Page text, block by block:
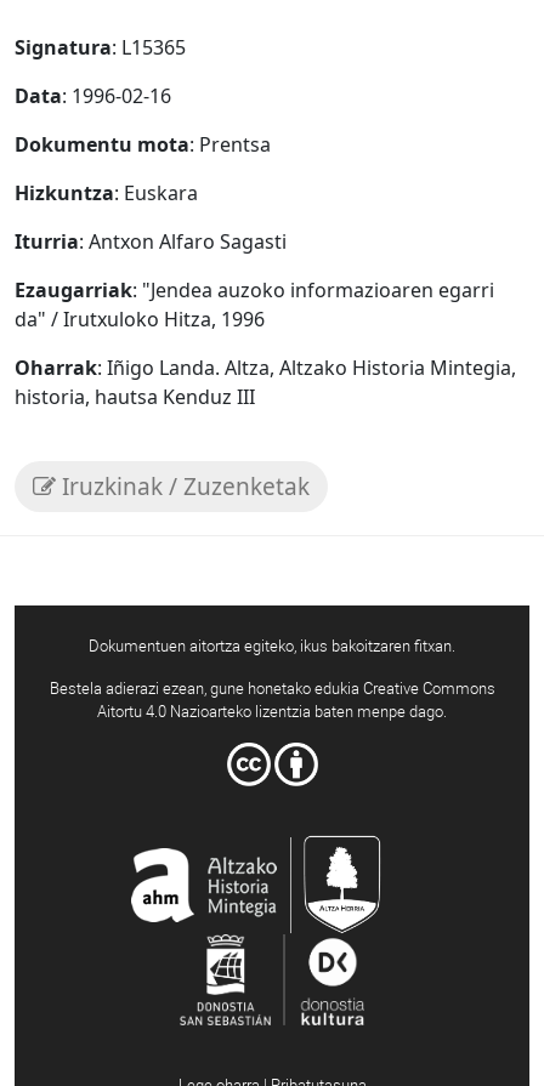
Signatura: L15365
Data: 1996-02-16
Dokumentu mota: Prentsa
Hizkuntza: Euskara
Iturria: Antxon Alfaro Sagasti
Ezaugarriak: "Jendea auzoko informazioaren egarri
da" / Irutxuloko Hitza, 1996
Oharrak: Iñigo Landa. Altza, Altzako Historia Mintegia,
historia, hautsa Kenduz III
Iruzkinak / Zuzenketak
Dokumentuen aitortza egiteko, ikus bakoitzaren fitxan.
Bestela adierazi ezean, gune honetako edukia Creative Commons
Aitortu 4.0 Nazioarteko lizentzia baten menpe dago.